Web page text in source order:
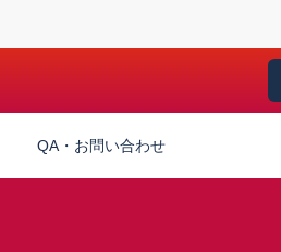
QA・お問い合わせ